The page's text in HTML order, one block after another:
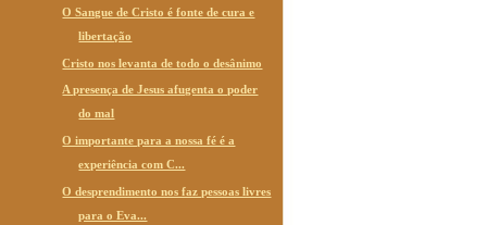
O Sangue de Cristo é fonte de cura e
libertação
Cristo nos levanta de todo o desânimo
A presença de Jesus afugenta o poder
do mal
O importante para a nossa fé é a
experiência com C...
O desprendimento nos faz pessoas livres
para o Eva...